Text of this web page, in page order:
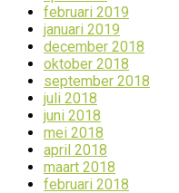
februari 2019
januari 2019
december 2018
oktober 2018
september 2018
juli 2018
juni 2018
mei 2018
april 2018
maart 2018
februari 2018